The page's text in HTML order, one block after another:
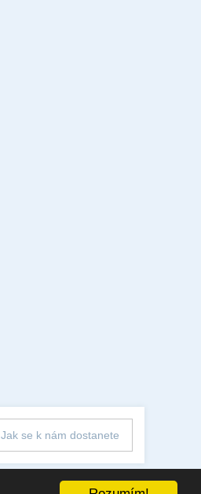
Jak se k nám dostanete
Web created by